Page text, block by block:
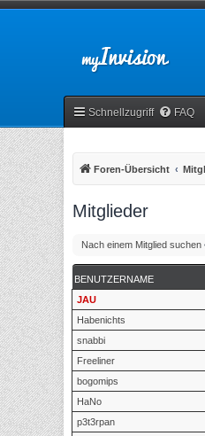
Schnellzugriff FAQ
Foren-Übersicht
Mitglieder
Nach einem Mitglied suchen
BENUTZERNAME
JAU
Habenichts
snabbi
Freeliner
bogomips
HaNo
p3t3rpan